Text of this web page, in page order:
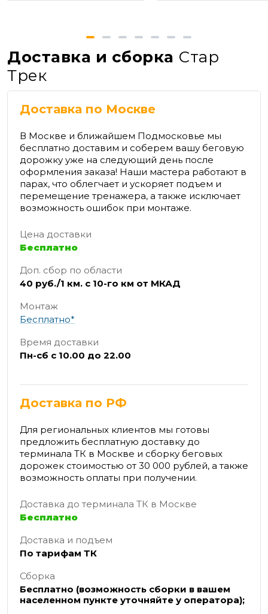
Доставка и сборка Стар
Трек
Доставка по Москве
В Москве и ближайшем Подмосковье мы
бесплатно доставим и соберем вашу беговую
дорожку уже на следующий день после
оформления заказа! Наши мастера работают в
парах, что облегчает и ускоряет подъем и
перемещение тренажера, а также исключает
возможность ошибок при монтаже.
Цена доставки
Бесплатно
Доп. сбор по области
40 руб./1 км. с 10-го км от МКАД
Монтаж
Бесплатно*
Время доставки
Пн-сб с 10.00 до 22.00
Доставка по РФ
Для региональных клиентов мы готовы
предложить бесплатную доставку до
терминала ТК в Москве и сборку беговых
дорожек стоимостью от 30 000 рублей, а также
возможность оплаты при получении.
Доставка до терминала ТК в Москве
Бесплатно
Доставка и подъем
По тарифам ТК
Сборка
Бесплатно (возможность сборки в вашем
населенном пункте уточняйте у оператора);